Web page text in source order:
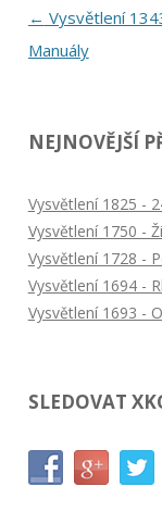
Navigace
pro
← Vysvětlení
Manuály
NEJNOVĚJŠÍ
Vysvětlení 1825 -
Vysvětlení 1750 -
Vysvětlení 1728 -
Vysvětlení 1694 -
Vysvětlení 1693 -
SLEDOVAT